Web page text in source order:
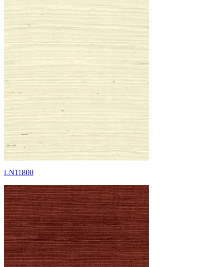
LN11800